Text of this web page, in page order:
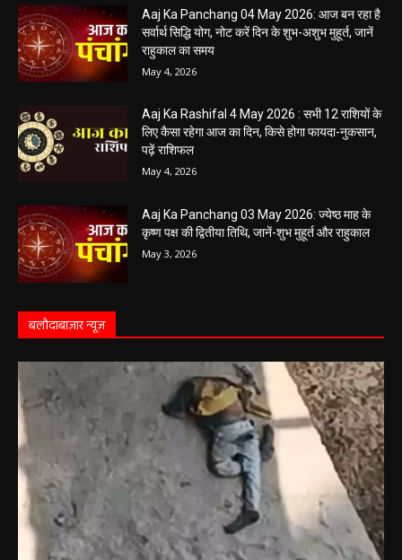
Aaj Ka Panchang 04 May 2026: आज बन रहा है
सर्वार्थ सिद्धि योग, नोट करें दिन के शुभ-अशुभ मुहूर्त, जानें
राहुकाल का समय
May 4, 2026
Aaj Ka Rashifal 4 May 2026 : सभी 12 राशियों के
लिए कैसा रहेगा आज का दिन, किसे होगा फायदा-नुकसान,
पढ़ें राशिफल
May 4, 2026
Aaj Ka Panchang 03 May 2026: ज्येष्ठ माह के
कृष्ण पक्ष की द्वितीया तिथि, जानें-शुभ मुहूर्त और राहुकाल
May 3, 2026
बलौदाबाज़ार न्यूज़